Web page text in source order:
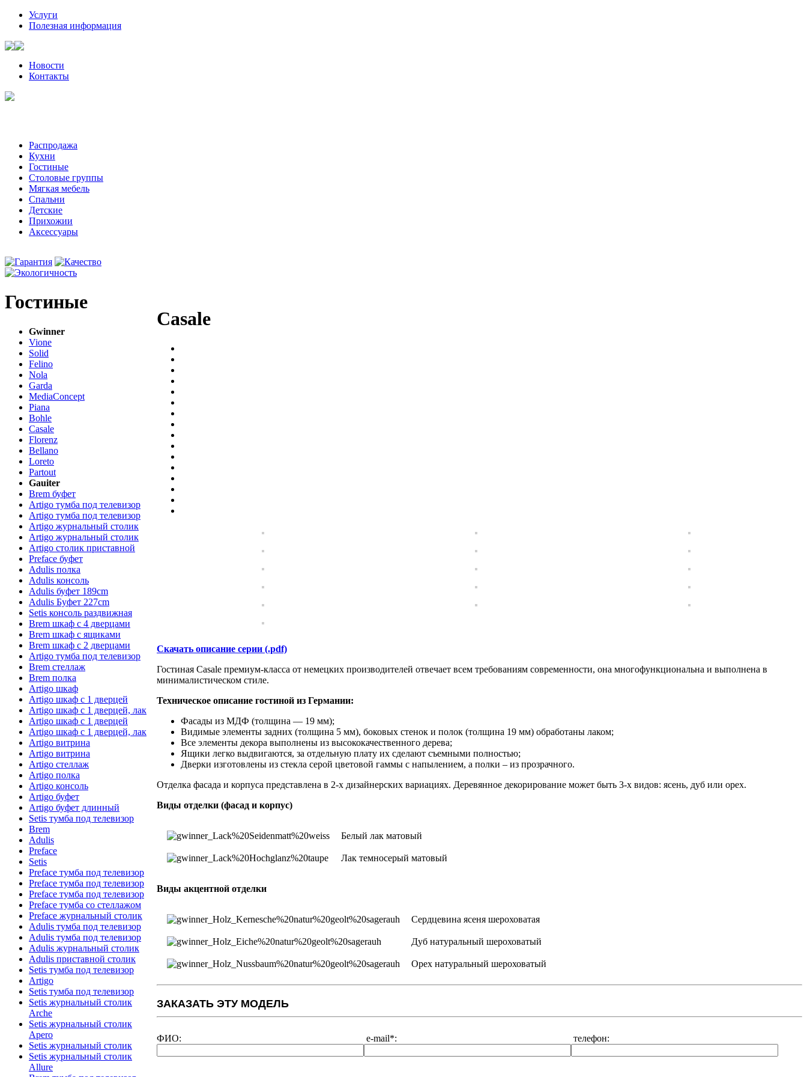
Услуги
Полезная информация
Новости
Контакты
Распродажа
Кухни
Гостиные
Столовые группы
Мягкая мебель
Спальни
Детские
Прихожии
Аксессуары
Гостиные
Gwinner
Vione
Solid
Felino
Nola
Garda
MediaConcept
Piana
Bohle
Casale
Florenz
Bellano
Loreto
Partout
Gauiter
Brem буфет
Artigo тумба под телевизор
Artigo тумба под телевизор
Artigo журнальный столик
Artigo журнальный столик
Artigo столик приставной
Preface буфет
Adulis полка
Adulis консоль
Adulis буфет 189cm
Adulis Буфет 227cm
Setis консоль раздвижная
Brem шкаф с 4 дверцами
Brem шкаф с ящиками
Brem шкаф с 2 дверцами
Artigo тумба под телевизор
Brem стеллаж
Brem полка
Artigo шкаф
Artigo шкаф с 1 дверцей
Artigo шкаф с 1 дверцей, лак
Artigo шкаф с 1 дверцей
Artigo шкаф с 1 дверцей, лак
Artigo витрина
Artigo витрина
Artigo стеллаж
Artigo полка
Artigo консоль
Artigo буфет
Artigo буфет длинный
Setis тумба под телевизор
Brem
Adulis
Preface
Setis
Preface тумба под телевизор
Preface тумба под телевизор
Preface тумба под телевизор
Preface тумба со стеллажом
Preface журнальный столик
Adulis тумба под телевизор
Adulis тумба под телевизор
Adulis журнальный столик
Adulis приставной столик
Setis тумба под телевизор
Artigo
Setis тумба под телевизор
Setis журнальный столик
Arche
Setis журнальный столик
Apero
Setis журнальный столик
Setis журнальный столик
Allure
Casale
Скачать описание серии (.pdf)
Гостиная Casale премиум-класса от немецких производителей отвечает всем требованиям современности, она многофункциональна и выполнена в
минималистическом стиле.
Техническое описание гостиной из Германии:
Фасады из МДФ (толщина — 19 мм);
Видимые элементы задних (толщина 5 мм), боковых стенок и полок (толщина 19 мм) обработаны лаком;
Все элементы декора выполнены из высококачественного дерева;
Ящики легко выдвигаются, за отдельную плату их сделают съемными полностью;
Дверки изготовлены из стекла серой цветовой гаммы с напылением, а полки – из прозрачного.
Отделка фасада и корпуса представлена в 2-х дизайнерских вариациях. Деревянное декорирование может быть 3-х видов: ясень, дуб или орех.
Виды отделки (фасад и корпус)
Белый лак матовый
Лак темносерый матовый
Виды акцентной отделки
Сердцевина ясеня шероховатая
Дуб натуральный шероховатый
Орех натуральный шероховатый
ЗАКАЗАТЬ ЭТУ МОДЕЛЬ
ФИО: e-mail*: телефон: